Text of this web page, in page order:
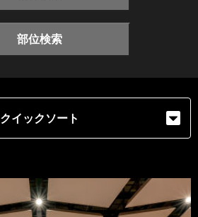
部位検索
クイックソート